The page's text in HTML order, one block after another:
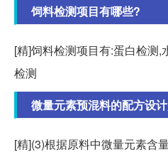
饲料检测项目有哪些?
[精]饲料检测项目有:蛋白检测
检测
微量元素预混料的配方设
[精](3)根据原料中微量元素含